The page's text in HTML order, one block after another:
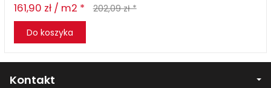
161,90 zł / m2 *
202,09 zł *
Do koszyka
Kontakt